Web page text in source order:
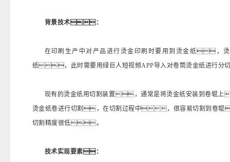
背景技术：
在印刷生产中对产品进行烫金印刷时要用到烫金纸
纸，此时需要用绿巨人短视频APP导入对卷筒烫金纸进行分
现有的烫金纸用切割装置，通常是将烫金纸安装到卷辊
烫金纸卷进行切割，在切割过程中，很容易切割到卷
切割精度很低。
技术实现要素：